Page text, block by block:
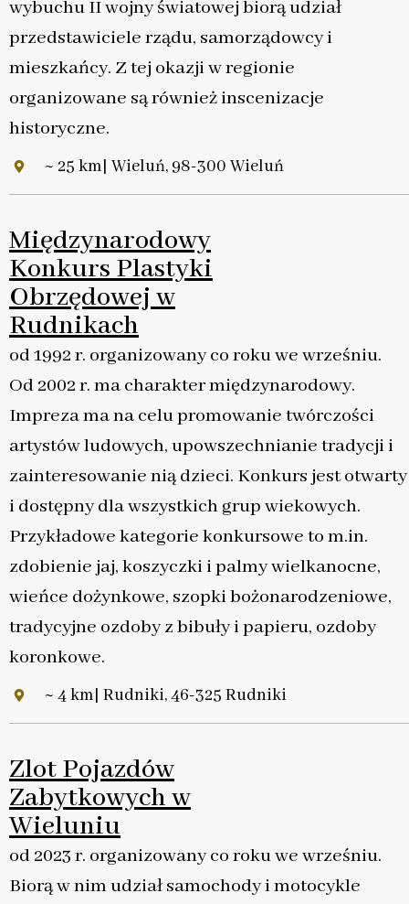
wybuchu II wojny światowej biorą udział
przedstawiciele rządu, samorządowcy i
mieszkańcy. Z tej okazji w regionie
organizowane są również inscenizacje
historyczne.
~ 25 km| Wieluń, 98-300 Wieluń
Międzynarodowy
Konkurs Plastyki
Obrzędowej w
Rudnikach
od 1992 r. organizowany co roku we wrześniu.
Od 2002 r. ma charakter międzynarodowy.
Impreza ma na celu promowanie twórczości
artystów ludowych, upowszechnianie tradycji i
zainteresowanie nią dzieci. Konkurs jest otwarty
i dostępny dla wszystkich grup wiekowych.
Przykładowe kategorie konkursowe to m.in.
zdobienie jaj, koszyczki i palmy wielkanocne,
wieńce dożynkowe, szopki bożonarodzeniowe,
tradycyjne ozdoby z bibuły i papieru, ozdoby
koronkowe.
~ 4 km| Rudniki, 46-325 Rudniki
Zlot Pojazdów
Zabytkowych w
Wieluniu
od 2023 r. organizowany co roku we wrześniu.
Biorą w nim udział samochody i motocykle